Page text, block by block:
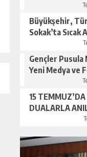
Tarımına
Büyükşehir,
Sokak’ta
Gençler Pusula
Yeni Medya ve
15
DUALARLA